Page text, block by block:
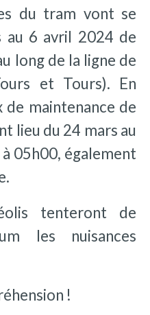
du tram vont se
au 6 avril 2024 de
long de la ligne de
et Tours). En
de maintenance de
lieu du 24 mars au
05h00, également
tenteront de
les nuisances
!